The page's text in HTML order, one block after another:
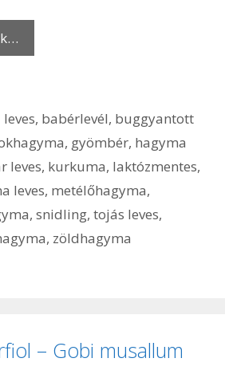
, babérlevél, buggyantott
, gyömbér, hagyma
leves, kurkuma, laktózmentes,
leves, metélőhagyma,
, snidling, tojás leves,
, zöldhagyma
– Gobi musallum